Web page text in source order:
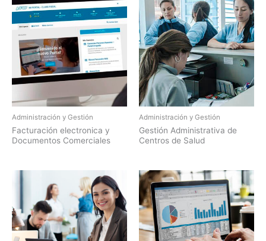
Administración y Gestión
Facturación electronica y
Documentos Comerciales
Administración y Gestión
Gestión Administrativa de
Centros de Salud